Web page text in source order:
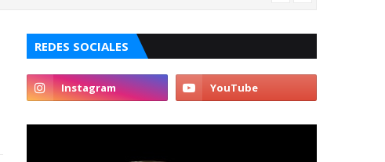
REDES SOCIALES